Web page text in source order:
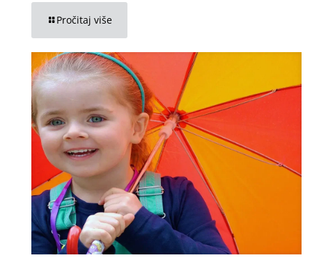
Pročitaj više